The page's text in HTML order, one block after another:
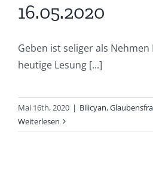
16.05.2020
Geben ist seliger als Nehmen
heutige Lesung [...]
Mai 16th, 2020 | Bilicyan,
Weiterlesen